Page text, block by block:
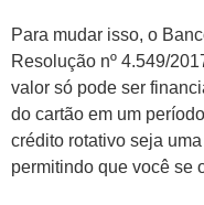
Para mudar isso, o
Resolução nº 4.549/
valor só pode ser
do cartão em um
crédito rotativo seja
permitindo que você se